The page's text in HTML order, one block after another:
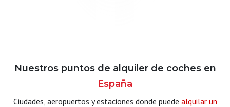
Nuestros puntos de alquiler de coches en
España
Ciudades, aeropuertos y estaciones donde puede alquilar un